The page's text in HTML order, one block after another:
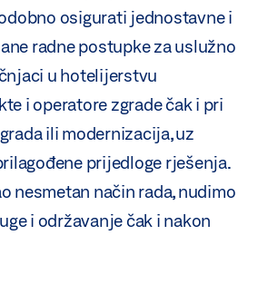
osigurati jednostavne i
radne postupke za uslužno
u hotelijerstvu
i operatore zgrade čak i pri
ili modernizacija, uz
prijedloge rješenja.
nesmetan način rada, nudimo
i održavanje čak i nakon